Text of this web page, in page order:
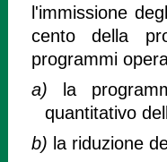
l'immissione
cento della
programmi
a)
la
quantitativo
b) la riduzione